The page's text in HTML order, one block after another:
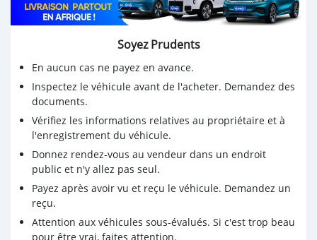
Soyez Prudents
En aucun cas ne payez en avance.
Inspectez le véhicule avant de l'acheter. Demandez des
documents.
Vérifiez les informations relatives au propriétaire et à
l'enregistrement du véhicule.
Donnez rendez-vous au vendeur dans un endroit
public et n'y allez pas seul.
Payez après avoir vu et reçu le véhicule. Demandez un
reçu.
Attention aux véhicules sous-évalués. Si c'est trop beau
pour être vrai, faites attention.